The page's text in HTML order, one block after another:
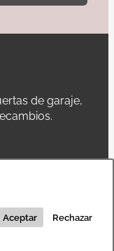
de garaje,
automatismos
Aceptar Rechazar